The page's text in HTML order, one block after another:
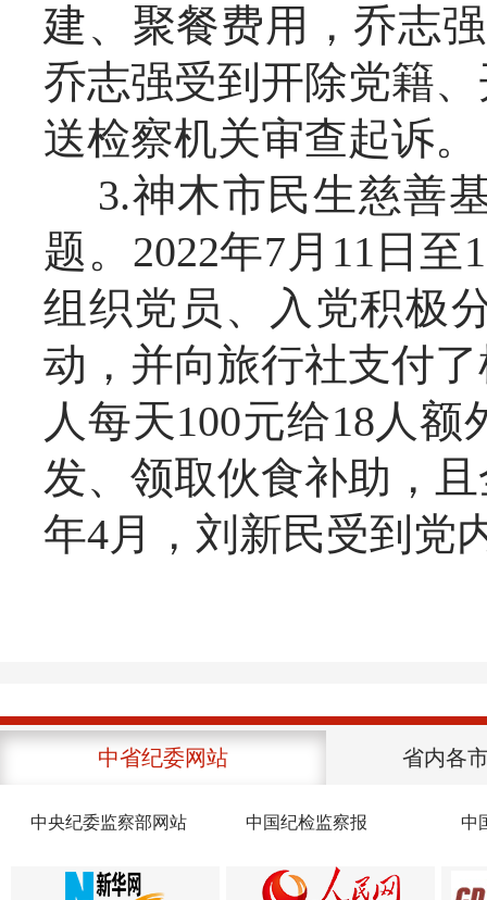
建、聚餐费用，乔志
乔志强受到开除党籍
送检察机关审查起诉。
3.神木市民生慈善
题。2022年7月11日
组织党员、入党积极
动，并向旅行社支付
人每天100元给18人
发、领取伙食补助，
年4月，刘新民受到党
中省纪委网站 省内各
中央纪委监察部网站 中国纪检监察报 中